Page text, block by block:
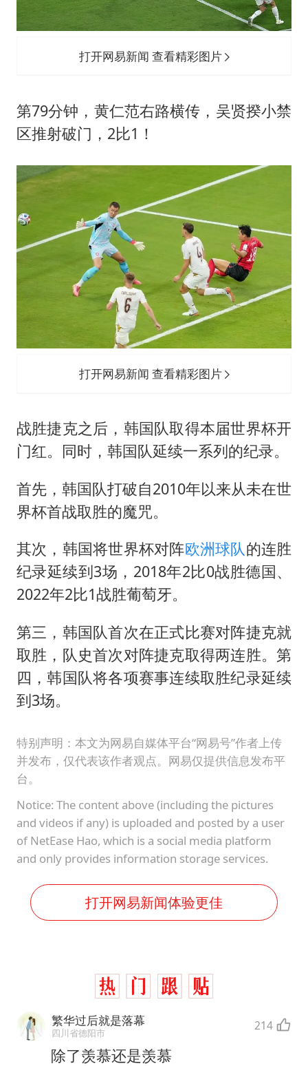
打开网易新闻 查看精彩图片
第79分钟，黄仁范右路横传，吴贤揆小禁
区推射破门，2比1！
打开网易新闻 查看精彩图片
战胜捷克之后，韩国队取得本届世界杯开
门红。同时，韩国队延续一系列的纪录。
首先，韩国队打破自2010年以来从未在世
界杯首战取胜的魔咒。
其次，韩国将世界杯对阵欧洲球队的连胜
纪录延续到3场，2018年2比0战胜德国、
2022年2比1战胜葡萄牙。
第三，韩国队首次在正式比赛对阵捷克就
取胜，队史首次对阵捷克取得两连胜。第
四，韩国队将各项赛事连续取胜纪录延续
到3场。
特别声明：本文为网易自媒体平台“网易号”作者上传
并发布，仅代表该作者观点。网易仅提供信息发布平
台。
Notice: The content above (including the pictures
and videos if any) is uploaded and posted by a user
of NetEase Hao, which is a social media platform
and only provides information storage services.
打开网易新闻体验更佳
繁华过后就是落幕
四川省德阳市 214
除了羡慕还是羡慕